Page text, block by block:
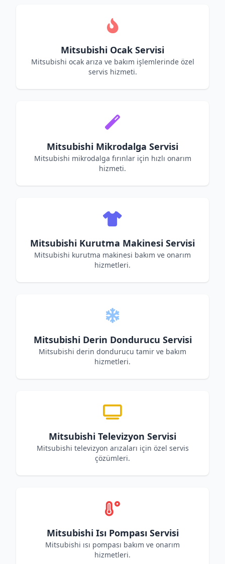
Mitsubishi Ocak Servisi
Mitsubishi ocak arıza ve bakım işlemlerinde özel
servis hizmeti.
Mitsubishi Mikrodalga Servisi
Mitsubishi mikrodalga fırınlar için hızlı onarım
hizmeti.
Mitsubishi Kurutma Makinesi Servisi
Mitsubishi kurutma makinesi bakım ve onarım
hizmetleri.
Mitsubishi Derin Dondurucu Servisi
Mitsubishi derin dondurucu tamir ve bakım
hizmetleri.
Mitsubishi Televizyon Servisi
Mitsubishi televizyon arızaları için özel servis
çözümleri.
Mitsubishi Isı Pompası Servisi
Mitsubishi ısı pompası bakım ve onarım
hizmetleri.